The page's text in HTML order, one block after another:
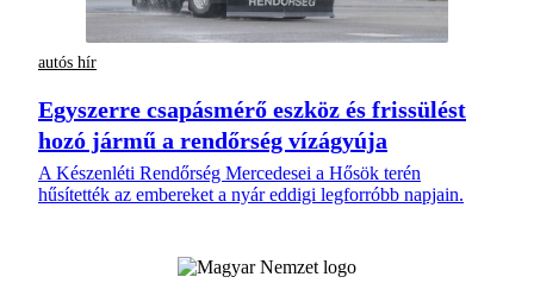
autós hír
Egyszerre csapásmérő eszköz és frissülést
hozó jármű a rendőrség vízágyúja
A Készenléti Rendőrség Mercedesei a Hősök terén
hűsítették az embereket a nyár eddigi legforróbb napjain.